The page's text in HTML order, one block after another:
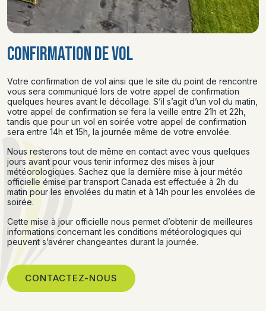
CONFIRMATION DE VOL
Votre confirmation de vol ainsi que le site du point de rencontre
vous sera communiqué lors de votre appel de confirmation
quelques heures avant le décollage. S’il s’agit d’un vol du matin,
votre appel de confirmation se fera la veille entre 21h et 22h,
tandis que pour un vol en soirée votre appel de confirmation
sera entre 14h et 15h, la journée même de votre envolée.
Nous resterons tout de même en contact avec vous quelques
jours avant pour vous tenir informez des mises à jour
météorologiques. Sachez que la dernière mise à jour météo
officielle émise par transport Canada est effectuée à 2h du
matin pour les envolées du matin et à 14h pour les envolées de
soirée.
Cette mise à jour officielle nous permet d’obtenir de meilleures
informations concernant les conditions météorologiques qui
peuvent s’avérer changeantes durant la journée.
CONTACTEZ-NOUS